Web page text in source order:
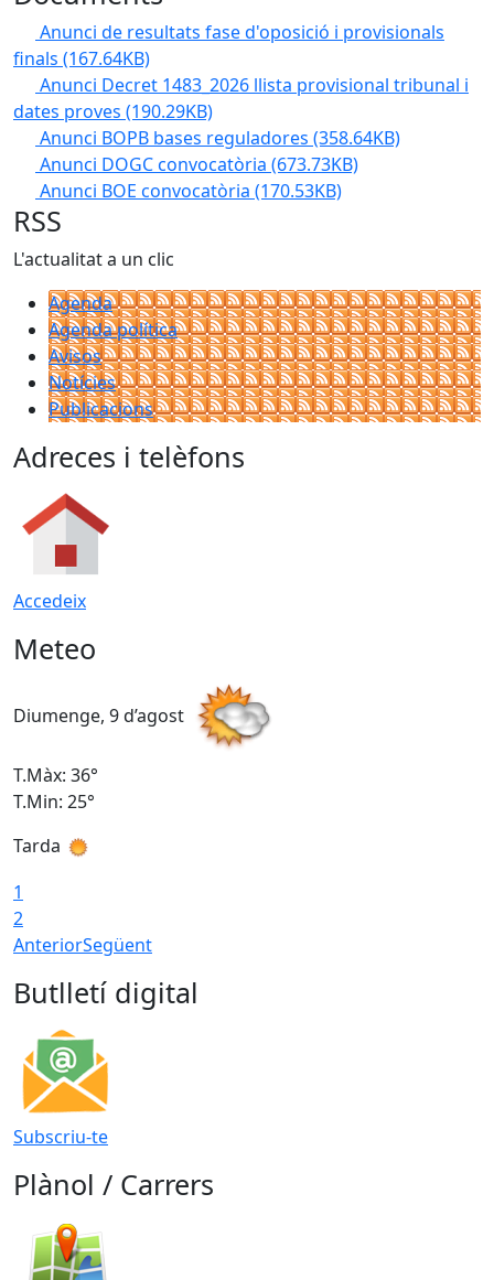
Anunci de resultats fase d'oposició i provisionals
finals (167.64KB)
Anunci Decret 1483_2026 llista provisional tribunal i
dates proves (190.29KB)
Anunci BOPB bases reguladores (358.64KB)
Anunci DOGC convocatòria (673.73KB)
Anunci BOE convocatòria (170.53KB)
RSS
L'actualitat a un clic
Agenda
Agenda política
Avisos
Notícies
Publicacions
Adreces i telèfons
Accedeix
Meteo
Diumenge, 9 d’agost
T.Màx: 36°
T.Min: 25°
Tarda
1
2
AnteriorSegüent
Butlletí digital
Subscriu-te
Plànol / Carrers